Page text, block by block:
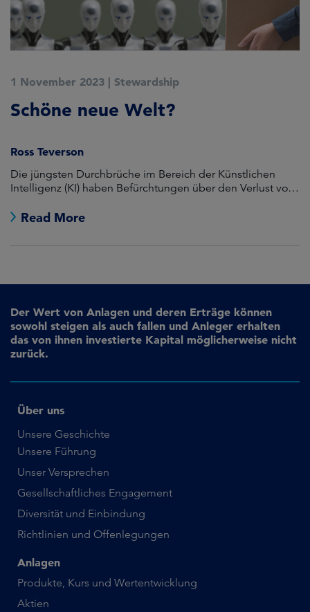
1 November 2023 | Stewardship
Schöne neue Welt?
Ross Teverson
Die jüngsten Durchbrüche im Bereich der Künstlichen
Intelligenz (KI) haben Befürchtungen über den Verlust von
und Bedenken über eine ausgeklügelte, polarisierend
Read More
Der Wert von Anlagen und deren Erträge können
sowohl steigen als auch fallen und Anleger erhalten
das von ihnen investierte Kapital möglicherweise nicht
zurück.
Über uns
Unsere Geschichte
Unsere Führung
Unser Versprechen
Gesellschaftliches Engagement
Diversität und Einbindung
Richtlinien und Offenlegungen
Anlagen
Produkte, Kurs und Wertentwicklung
Aktien